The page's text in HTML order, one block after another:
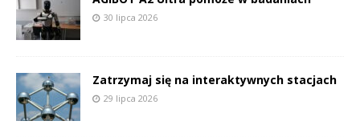
30 lipca 2026
Zatrzymaj się na interaktywnych stacjach
29 lipca 2026